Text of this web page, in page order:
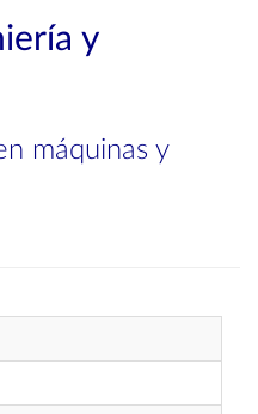
y
máquinas y